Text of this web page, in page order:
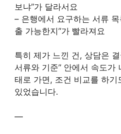
보냐”가 달라서요
– 은행에서 요구하는 서류
출 가능한지”가 빨라져요
특히 제가 느낀 건, 상담은
서류와 기준” 안에서 속도가
태로 가면, 조건 비교를 하기
있었습니다.
—